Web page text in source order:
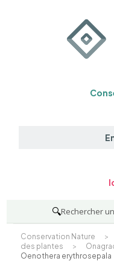
🔍Rechercher
Conservation Nature >
des plantes
>
Oenothera erythrosepala